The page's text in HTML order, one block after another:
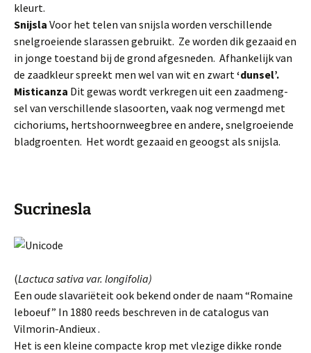
kleurt.
Snijsla Voor het telen van snijsla worden verschillende
snelgroeiende slarassen gebruikt. Ze worden dik gezaaid en
in jonge toestand bij de grond afgesneden. Af­hankelijk van
de zaadkleur spreekt men wel van wit en zwart‘dunsel’.
Misticanza Dit gewas wordt verkregen uit een zaadmeng­
sel van verschillende slasoor­ten, vaak nog vermengd met
cichoriums, hertshoorn­weegbree en andere, snelgroeiende
bladgroenten. Het wordt gezaaid en geoogst als snijsla.
Sucrinesla
(Lactuca sativa var. longifolia)
Een oude slavariëteit ook bekend onder de naam “Romaine
leboeuf” In 1880 reeds beschreven in de catalogus van
Vilmorin-Andieux .
Het is een kleine compacte krop met vlezige dikke ronde